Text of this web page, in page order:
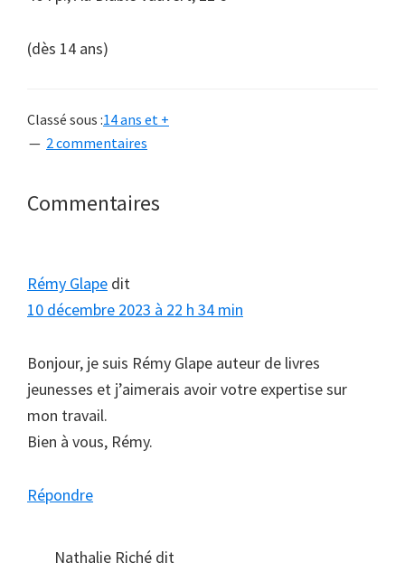
(dès 14 ans)
Classé sous :14 ans et +
2 commentaires
Interactions
Commentaires
Rémy Glape dit
10 décembre 2023 à 22 h 34 min
Bonjour, je suis Rémy Glape auteur de livres
jeunesses et j’aimerais avoir votre expertise sur
mon travail.
Bien à vous, Rémy.
Répondre
Nathalie Riché dit